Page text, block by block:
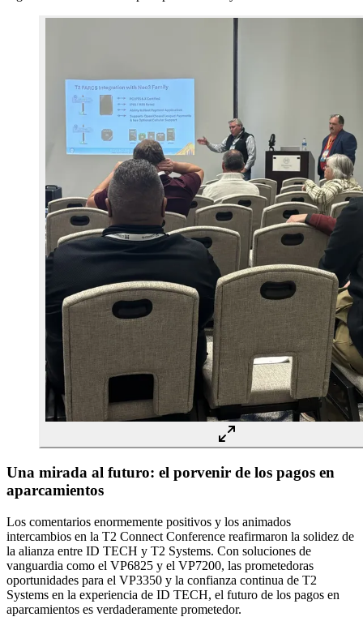
Una mirada al futuro: el porvenir de los pagos en
aparcamientos
Los comentarios enormemente positivos y los animados
intercambios en la T2 Connect Conference reafirmaron la solidez de
la alianza entre ID TECH y T2 Systems. Con soluciones de
vanguardia como el VP6825 y el VP7200, las prometedoras
oportunidades para el VP3350 y la confianza continua de T2
Systems en la experiencia de ID TECH, el futuro de los pagos en
aparcamientos es verdaderamente prometedor.